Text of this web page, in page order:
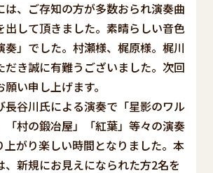
は、ご存知の方が多数おられ演奏曲
出して頂きました。素晴らしい音色
奏」でした。村瀬様、梶原様。梶川
だき誠に有難うございました。次回
い申し上げます。
谷川氏による演奏で「星影のワル
「村の鍛冶屋」「紅葉」等々の演奏
上がり楽しい時間となりました。本
、新規にお見えになられた方2名を